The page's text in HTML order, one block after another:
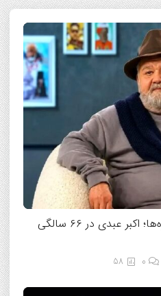
پایان تلخ برای سلطان خاطره‌ها؛ اکبر عبدی در ۶۶ سالگی
58